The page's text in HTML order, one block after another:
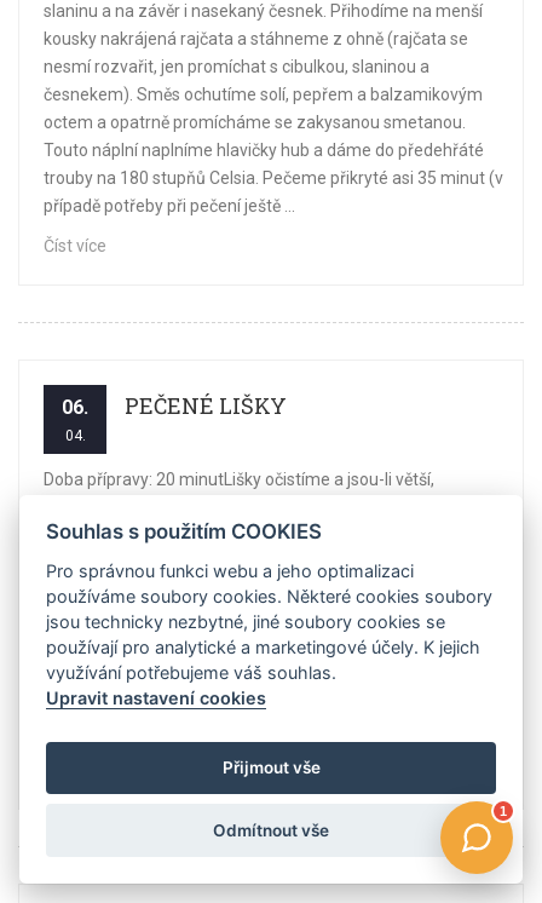
slaninu a na závěr i nasekaný česnek. Přihodíme na menší
kousky nakrájená rajčata a stáhneme z ohně (rajčata se
nesmí rozvařit, jen promíchat s cibulkou, slaninou a
česnekem). Směs ochutíme solí, pepřem a balzamikovým
octem a opatrně promícháme se zakysanou smetanou.
Touto náplní naplníme hlavičky hub a dáme do předehřáté
trouby na 180 stupňů Celsia. Pečeme přikryté asi 35 minut (v
případě potřeby při pečení ještě ...
Číst více
06.
04.
PEČENÉ LIŠKY
Doba přípravy: 20 minutLišky očistíme a jsou-li větší,
půlkolečka, přihodíme pokrájenou anglickou slaninu a
očištěné lišky a vše restujeme po dobu asi 10 minut. Poté
přilijeme bílé víno, přidáme prolisovaný česnek s bobkovými
listy a necháme přikryté pokličkou na mírném plameni, dokud
se víno nevydusí a lišky nejsou krásně měkké. Osolíme,
opepříme a podle chuti a možností posypeme nasekaným
koprem. Podáváme buď samotné s čerstvým pečivem nebo
Souhlas s použitím COOKIES
Pro správnou funkci webu a jeho optimalizaci
používáme soubory cookies. Některé cookies soubory
jsou technicky nezbytné, jiné soubory cookies se
používají pro analytické a marketingové účely. K jejich
využívání potřebujeme váš souhlas.
Upravit nastavení cookies
Přijmout vše
Odmítnout vše